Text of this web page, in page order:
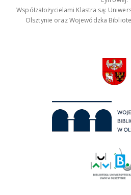
Współzałożycielami Klastra są:
Olsztynie oraz Wojewódzka